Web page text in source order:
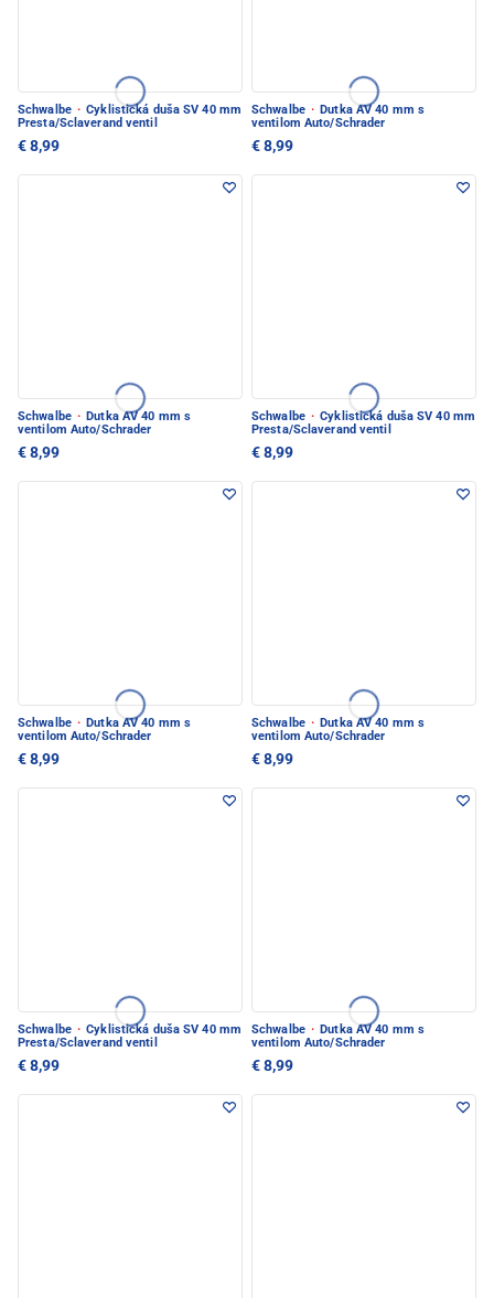
Schwalbe · Cyklistická duša SV 40 mm
Presta/Sclaverand ventil
€ 8,99
Schwalbe · Dutka AV 40 mm s
ventilom Auto/Schrader
€ 8,99
Schwalbe · Dutka AV 40 mm s
ventilom Auto/Schrader
€ 8,99
Schwalbe · Cyklistická duša SV 40 mm
Presta/Sclaverand ventil
€ 8,99
Schwalbe · Dutka AV 40 mm s
ventilom Auto/Schrader
€ 8,99
Schwalbe · Dutka AV 40 mm s
ventilom Auto/Schrader
€ 8,99
Schwalbe · Cyklistická duša SV 40 mm
Presta/Sclaverand ventil
€ 8,99
Schwalbe · Dutka AV 40 mm s
ventilom Auto/Schrader
€ 8,99